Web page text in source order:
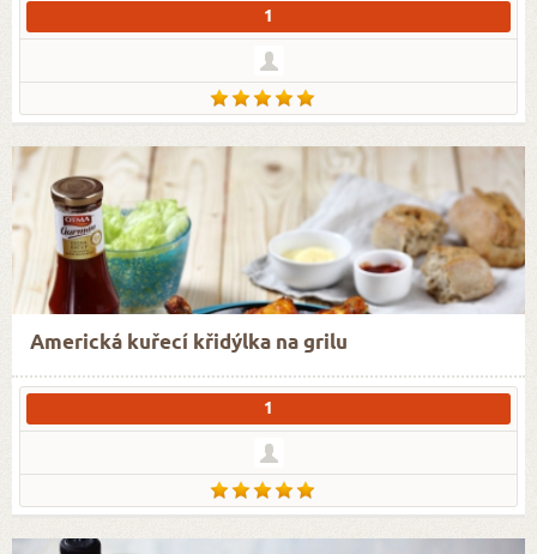
1
Americká kuřecí křidýlka na grilu
1